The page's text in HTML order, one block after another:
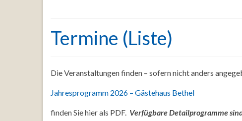
Termine (Liste)
Die Veranstaltungen finden – sofern nicht anders
Jahresprogramm 2026 – Gästehaus Bethel
finden Sie hier als PDF. Verfügbare Detailprogramme